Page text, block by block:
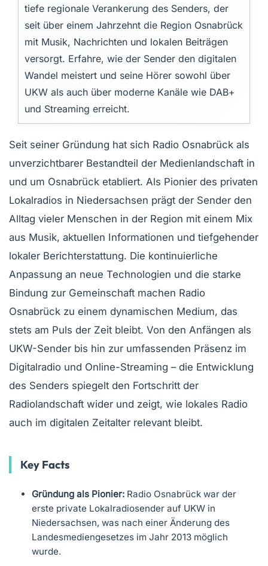
tiefe regionale Verankerung des Senders, der
seit über einem Jahrzehnt die Region Osnabrück
mit Musik, Nachrichten und lokalen Beiträgen
versorgt. Erfahre, wie der Sender den digitalen
Wandel meistert und seine Hörer sowohl über
UKW als auch über moderne Kanäle wie DAB+
und Streaming erreicht.
Seit seiner Gründung hat sich Radio Osnabrück als
unverzichtbarer Bestandteil der Medienlandschaft in
und um Osnabrück etabliert. Als Pionier des privaten
Lokalradios in Niedersachsen prägt der Sender den
Alltag vieler Menschen in der Region mit einem Mix
aus Musik, aktuellen Informationen und tiefgehender
lokaler Berichterstattung. Die kontinuierliche
Anpassung an neue Technologien und die starke
Bindung zur Gemeinschaft machen Radio
Osnabrück zu einem dynamischen Medium, das
stets am Puls der Zeit bleibt. Von den Anfängen als
UKW-Sender bis hin zur umfassenden Präsenz im
Digitalradio und Online-Streaming – die Entwicklung
des Senders spiegelt den Fortschritt der
Radiolandschaft wider und zeigt, wie lokales Radio
auch im digitalen Zeitalter relevant bleibt.
Key Facts
Gründung als Pionier: Radio Osnabrück war der
erste private Lokalradiosender auf UKW in
Niedersachsen, was nach einer Änderung des
Landesmediengesetzes im Jahr 2013 möglich
wurde.